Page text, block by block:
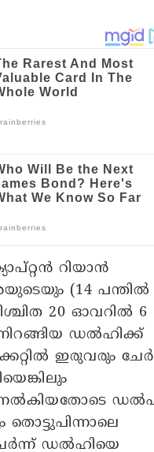
റിയാൻ
(14 പന്തിൽ
20 ഓവറിൽ 6
ഡൽഹിക്ക്
ഇരുവരും
നൽകിയതോടെ
ഡൽഹിയെ